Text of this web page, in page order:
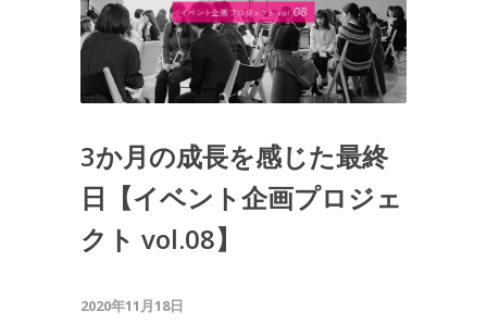
3か月の成長を感じた最終
日【イベント企画プロジェ
クト vol.08】
2020年11月18日